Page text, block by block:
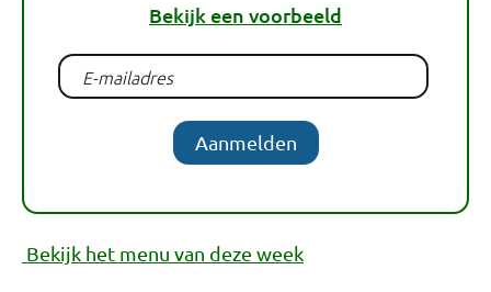
Bekijk een voorbeeld
Aanmelden
Bekijk het menu van deze week